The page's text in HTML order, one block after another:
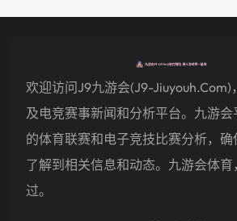
欢迎访问j9九游会(j9-Jiuyouh.com)
及电竞赛事新闻和分析平台。九游
的体育联赛和电子竞技比赛分析，
了解到相关信息和动态。九游会体
过。